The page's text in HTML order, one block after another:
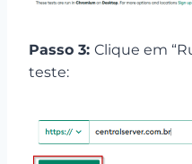
Passo 3: Clique em
teste: